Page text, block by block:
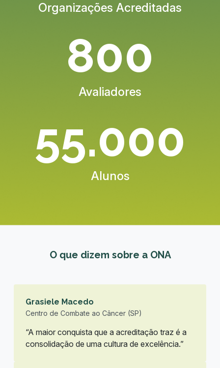
Organizações Acreditadas
800
Avaliadores
55.000
Alunos
O que dizem sobre a ONA
Grasiele Macedo
Centro de Combate ao Câncer (SP)
“A maior conquista que a acreditação traz é a
consolidação de uma cultura de excelência.”